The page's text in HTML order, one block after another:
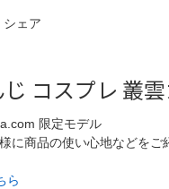
シェア
コスプレ 叢
限定モデル
に商品の使い心地などをご
ら